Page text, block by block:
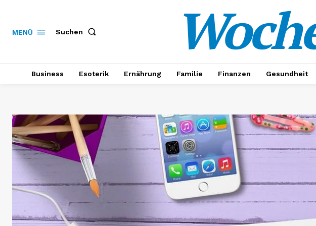
MENÜ Suchen
Business Esoterik Ernährung Familie Finanzen Gesundheit